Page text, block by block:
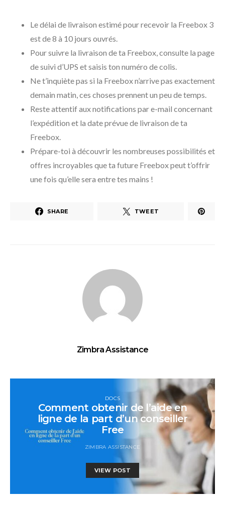
Le délai de livraison estimé pour recevoir la Freebox 3
est de 8 à 10 jours ouvrés.
Pour suivre la livraison de ta Freebox, consulte la page
de suivi d’UPS et saisis ton numéro de colis.
Ne t’inquiète pas si la Freebox n’arrive pas exactement
demain matin, ces choses prennent un peu de temps.
Reste attentif aux notifications par e-mail concernant
l’expédition et la date prévue de livraison de ta
Freebox.
Prépare-toi à découvrir les nombreuses possibilités et
offres incroyables que ta future Freebox peut t’offrir
une fois qu’elle sera entre tes mains !
SHARE TWEET
Zimbra Assistance
DOCS
Comment obtenir de l’aide en
ligne de la part d’un conseiller
Free
ZIMBRA ASSISTANCE
VIEW POST